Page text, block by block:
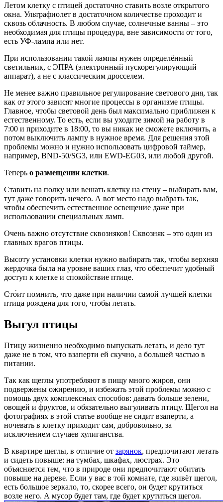
Летом клетку с птицей достаточно ставить возле открытого
окна. Ультрафиолет в достаточном количестве проходит и
сквозь облачность. В любом случае, солнечные ванны – это
необходимая для птицы процедура, вне зависимости от того,
есть УФ-лампа или нет.
При использовании такой лампы нужен определённый
светильник, с ЭПРА (электронный пускорегулирующий
аппарат), а не с классическим дросселем.
Не менее важно правильное регулирование светового дня, так
как от этого зависят многие процессы в организме птицы.
Главное, чтобы световой день был максимально приближен к
естественному. То есть, если вы уходите зимой на работу в
7:00 и приходите в 18:00, то вы никак не сможете включить, а
потом выключить лампу в нужное время. Для решения этой
проблемы можно и нужно использовать цифровой таймер,
например, BND-50/SG3, или EWD-EG03, или любой другой.
Теперь о размещении клетки.
Ставить на полку или вешать клетку на стену – выбирать вам,
тут даже говорить нечего. А вот место надо выбрать так,
чтобы обеспечить естественное освещение даже при
использовании специальных ламп.
Очень важно отсутствие сквозняков! Сквозняк – это один из
главных врагов птицы.
Высоту установки клетки нужно выбирать так, чтобы верхняя
жердочка была на уровне ваших глаз, что обеспечит удобный
доступ к клетке и спокойствие птице.
Сто́ит помнить, что даже при наличии самой лучшей клетки
птица рождена для того, чтобы летать.
Выгул птицы
Птицу жизненно необходимо выпускать летать, и дело тут
даже не в том, что взаперти ей скучно, а большей частью в
питании.
Так как щеглы употребляют в пищу много жиров, они
подвержены ожирению, и избежать этой проблемы можно с
помощь двух комплексных способов: давать больше зелени,
овощей и фруктов, и обязательно выгуливать птицу. Щегол на
фотографиях в этой статье вообще не сидит взаперти, а
ночевать в клетку приходит сам, добровольно, за
исключением случаев хулиганства.
В квартире щеглы, в отличие от зарянок, предпочитают летать
и сидеть повыше: на тумбах, шкафах, люстрах. Это
объясняется тем, что в природе они предпочитают обитать
повыше на дереве. Если у вас в той комнате, где живёт щегол,
есть большое зеркало, то, скорее всего, он будет крутиться
возле него. А мусор будет там, где будет крутиться щегол.